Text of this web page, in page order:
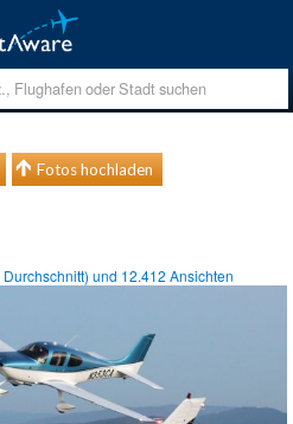
Fotos hochladen
Durchschnitt) und 12.412 Ansichten